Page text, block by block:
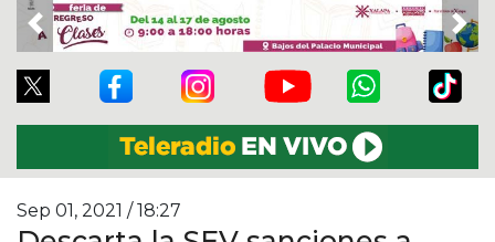
Previous
Sep 01, 2021 / 18:27